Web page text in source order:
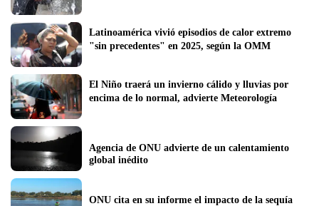
Latinoamérica vivió episodios de calor extremo
"sin precedentes" en 2025, según la OMM
El Niño traerá un invierno cálido y lluvias por
encima de lo normal, advierte Meteorología
Agencia de ONU advierte de un calentamiento
global inédito
ONU cita en su informe el impacto de la sequía